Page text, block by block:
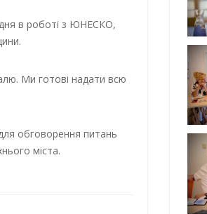
в роботі з ЮНЕСКО,
Ми готові надати всю
обговорення питань
міста.